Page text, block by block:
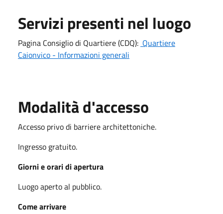
Servizi presenti nel luogo
Pagina Consiglio di Quartiere (CDQ): Quartiere
Caionvico - Informazioni generali
Modalità d'accesso
Accesso privo di barriere architettoniche.
Ingresso gratuito.
Giorni e orari di apertura
Luogo aperto al pubblico.
Come arrivare